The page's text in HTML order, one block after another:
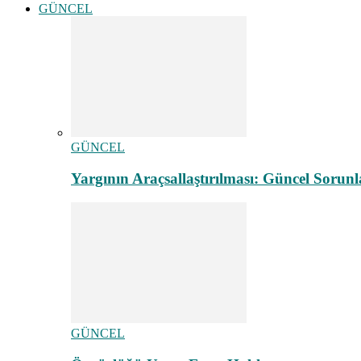
GÜNCEL
GÜNCEL
Yargının Araçsallaştırılması: Güncel
GÜNCEL